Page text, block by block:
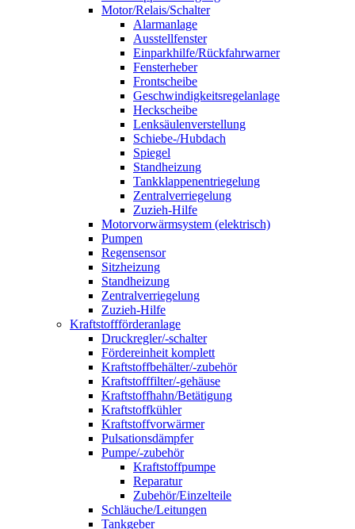
Motor/Relais/Schalter
Alarmanlage
Ausstellfenster
Einparkhilfe/Rückfahrwarner
Fensterheber
Frontscheibe
Geschwindigkeitsregelanlage
Heckscheibe
Lenksäulenverstellung
Schiebe-/Hubdach
Spiegel
Standheizung
Tankklappenentriegelung
Zentralverriegelung
Zuzieh-Hilfe
Motorvorwärmsystem (elektrisch)
Pumpen
Regensensor
Sitzheizung
Standheizung
Zentralverriegelung
Zuzieh-Hilfe
Kraftstoffförderanlage
Druckregler/-schalter
Fördereinheit komplett
Kraftstoffbehälter/-zubehör
Kraftstofffilter/-gehäuse
Kraftstoffhahn/Betätigung
Kraftstoffkühler
Kraftstoffvorwärmer
Pulsationsdämpfer
Pumpe/-zubehör
Kraftstoffpumpe
Reparatur
Zubehör/Einzelteile
Schläuche/Leitungen
Tankgeber